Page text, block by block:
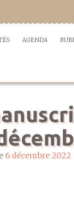
AGENDA
6 décembre 2022